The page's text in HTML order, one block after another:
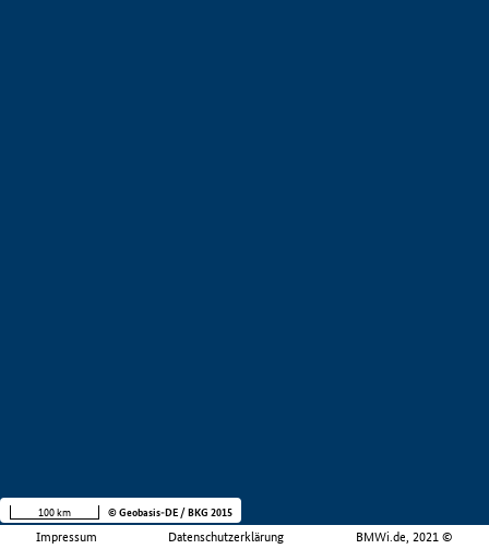
Impressum Datenschutzerklärung BMWi.de, 2021 ©
100 km © Geobasis-DE / BKG 2015